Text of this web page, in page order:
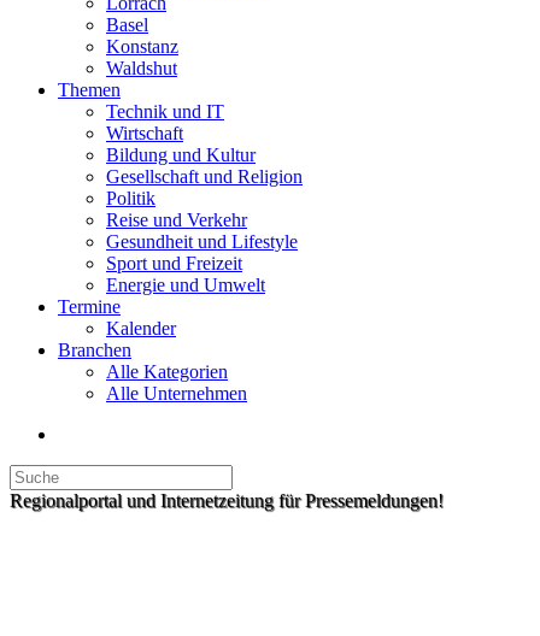
Basel
Konstanz
Waldshut
Themen
Technik und IT
Wirtschaft
Bildung und Kultur
Gesellschaft und Religion
Politik
Reise und Verkehr
Gesundheit und Lifestyle
Sport und Freizeit
Energie und Umwelt
Termine
Kalender
Branchen
Alle Kategorien
Alle Unternehmen
Regionalportal und Internetzeitung für Pressemeldungen!